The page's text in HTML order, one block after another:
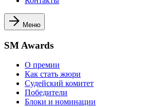
Меню
SM Awards
О премии
Как стать жюри
Судейский комитет
Победители
Блоки и номинации